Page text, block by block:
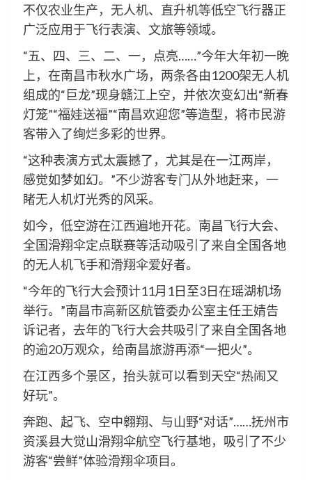
不仅农业生产，无人机、直升机等低空飞行器正
广泛应用于飞行表演、文旅等领域。
“五、四、三、二、一，点亮……”今年大年初一晚
上，在南昌市秋水广场，两条各由1200架无人机
组成的“巨龙”现身赣江上空，并依次变幻出“新春
灯笼”“福娃送福”“南昌欢迎您”等造型，将市民游
客带入了绚烂多彩的世界。
“这种表演方式太震撼了，尤其是在一江两岸，
感觉如梦如幻。”不少游客专门从外地赶来，一
睹无人机灯光秀的风采。
如今，低空游在江西遍地开花。南昌飞行大会、
全国滑翔伞定点联赛等活动吸引了来自全国各地
的无人机飞手和滑翔伞爱好者。
“今年的飞行大会预计11月1日至3日在瑶湖机场
举行。”南昌市高新区航管委办公室主任王婧告
诉记者，去年的飞行大会共吸引了来自全国各地
的逾20万观众，给南昌旅游再添“一把火”。
在江西多个景区，抬头就可以看到天空“热闹又
好玩”。
奔跑、起飞、空中翱翔、与山野“对话”……抚州市
资溪县大觉山滑翔伞航空飞行基地，吸引了不少
游客“尝鲜”体验滑翔伞项目。